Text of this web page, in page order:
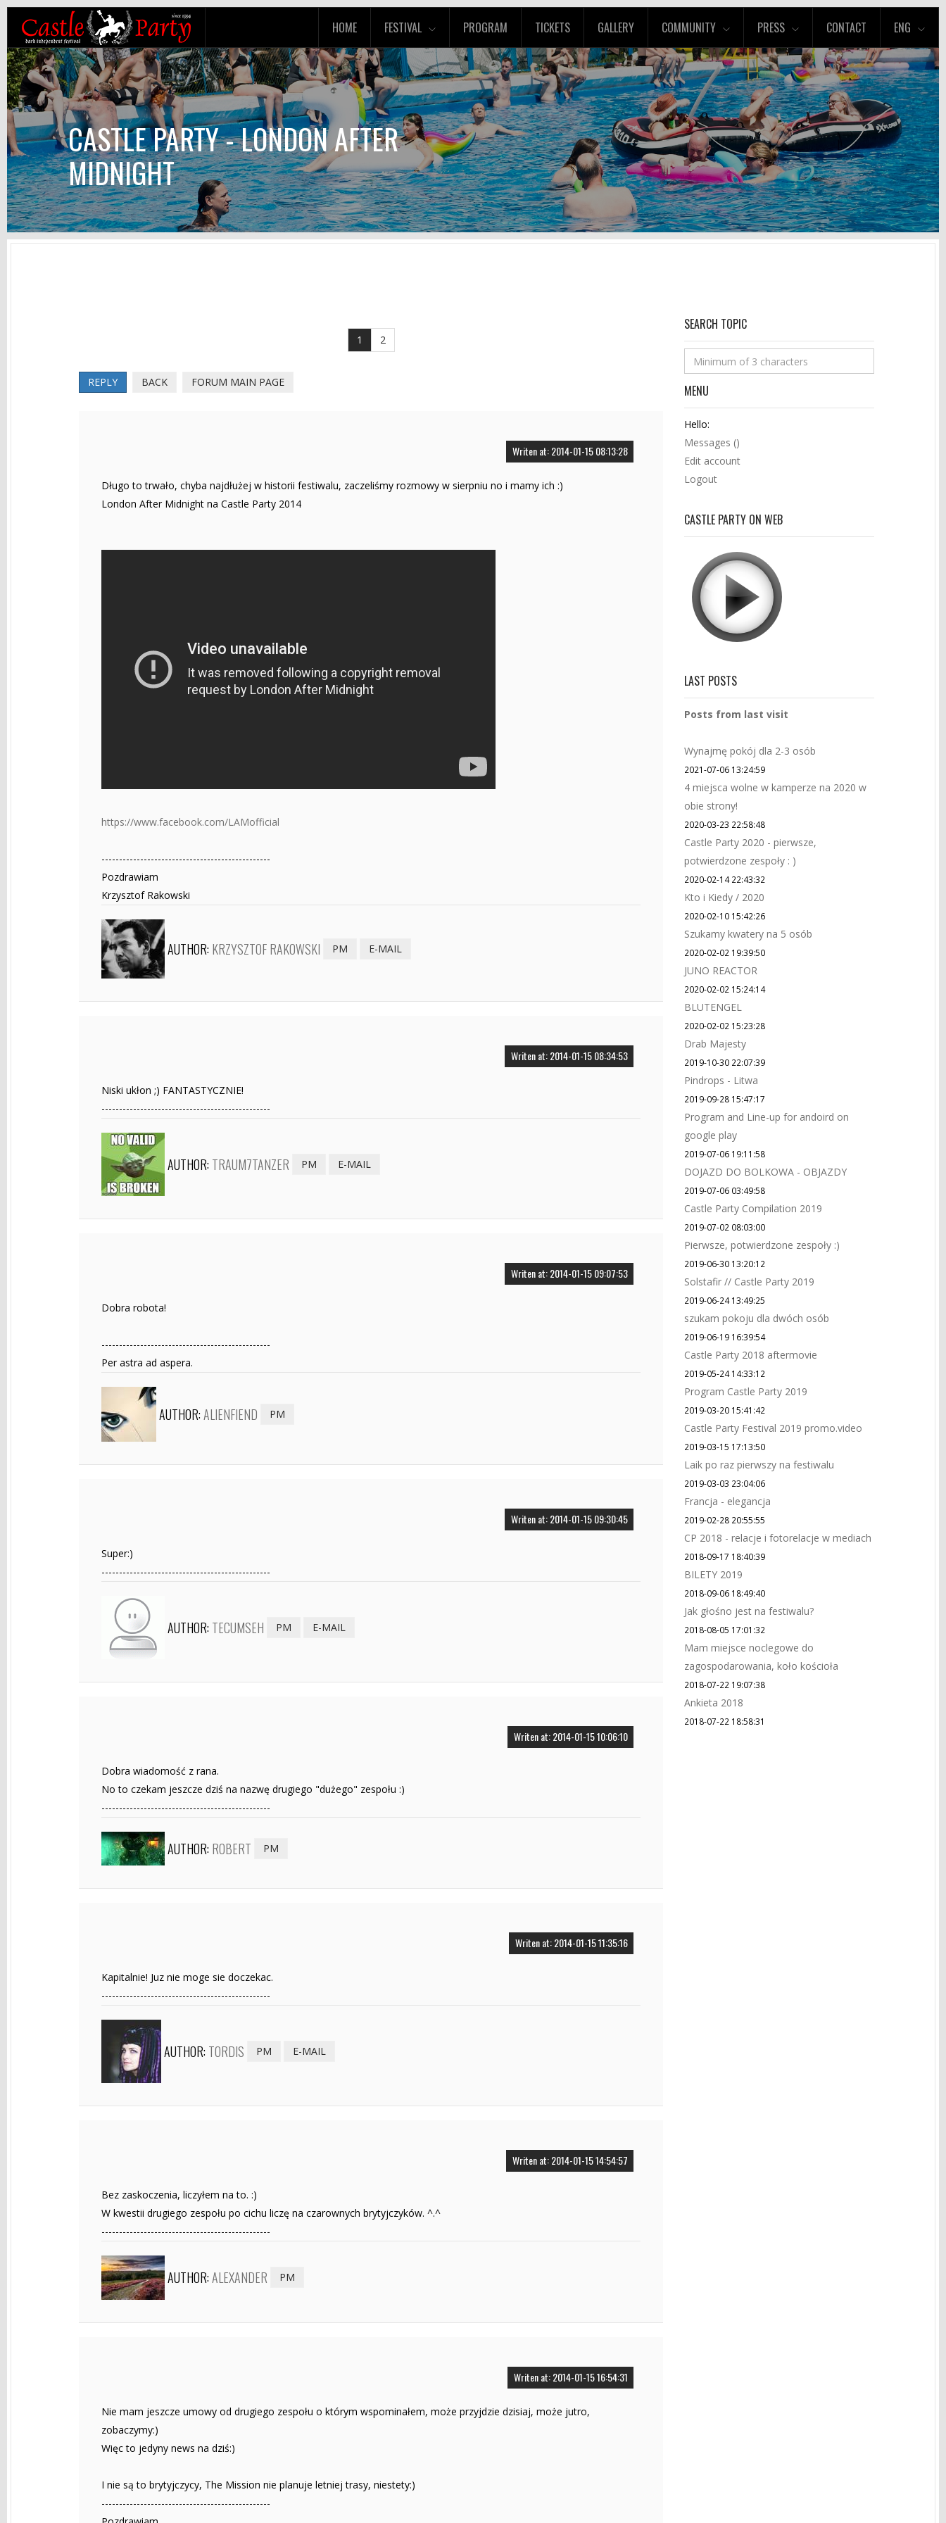
HOME FESTIVAL PROGRAM TICKETS GALLERY COMMUNITY PRESS CONTACT ENG
CASTLE PARTY - LONDON AFTER
MIDNIGHT
1 2
REPLY BACK FORUM MAIN PAGE
Writen at: 2014-01-15 08:13:28
Długo to trwało, chyba najdłużej w historii festiwalu, zaczeliśmy rozmowy w sierpniu no i mamy ich :)
London After Midnight na Castle Party 2014
https://www.facebook.com/LAMofficial
------------------------------------------------
Pozdrawiam
Krzysztof Rakowski
AUTHOR: KRZYSZTOF RAKOWSKI PM E-MAIL
Writen at: 2014-01-15 08:34:53
Niski ukłon ;) FANTASTYCZNIE!
------------------------------------------------
AUTHOR: TRAUM7TANZER PM E-MAIL
Writen at: 2014-01-15 09:07:53
Dobra robota!
------------------------------------------------
Per astra ad aspera.
AUTHOR:ALIENFIEND PM
Writen at: 2014-01-15 09:30:45
Super:)
------------------------------------------------
AUTHOR: TECUMSEH PM E-MAIL
Writen at: 2014-01-15 10:06:10
Dobra wiadomość z rana.
No to czekam jeszcze dziś na nazwę drugiego "dużego" zespołu :)
------------------------------------------------
AUTHOR: ROBERT PM
Writen at: 2014-01-15 11:35:16
Kapitalnie! Juz nie moge sie doczekac.
------------------------------------------------
AUTHOR: TORDIS PM E-MAIL
Writen at: 2014-01-15 14:54:57
Bez zaskoczenia, liczyłem na to. :)
W kwestii drugiego zespołu po cichu liczę na czarownych brytyjczyków. ^.^
------------------------------------------------
AUTHOR:ALEXANDER PM
Writen at: 2014-01-15 16:54:31
Nie mam jeszcze umowy od drugiego zespołu o którym wspominałem, może przyjdzie dzisiaj, może jutro,
zobaczymy:)
Więc to jedyny news na dziś:)
I nie są to brytyjczycy, The Mission nie planuje letniej trasy, niestety:)
------------------------------------------------
SEARCH TOPIC
MENU
Hello:
Messages ()
Edit account
Logout
CASTLE PARTY ON WEB
LAST POSTS
Posts from last visit
Wynajmę pokój dla 2-3 osób
2021-07-06 13:24:59
4 miejsca wolne w kamperze na 2020 w
obie strony!
2020-03-23 22:58:48
Castle Party 2020 - pierwsze,
potwierdzone zespoły : )
2020-02-14 22:43:32
Kto i Kiedy / 2020
2020-02-10 15:42:26
Szukamy kwatery na 5 osób
2020-02-02 19:39:50
JUNO REACTOR
2020-02-02 15:24:14
BLUTENGEL
2020-02-02 15:23:28
Drab Majesty
2019-10-30 22:07:39
Pindrops - Litwa
2019-09-28 15:47:17
Program and Line-up for andoird on
google play
2019-07-06 19:11:58
DOJAZD DO BOLKOWA - OBJAZDY
2019-07-06 03:49:58
Castle Party Compilation 2019
2019-07-02 08:03:00
Pierwsze, potwierdzone zespoły :)
2019-06-30 13:20:12
Solstafir // Castle Party 2019
2019-06-24 13:49:25
szukam pokoju dla dwóch osób
2019-06-19 16:39:54
Castle Party 2018 aftermovie
2019-05-24 14:33:12
Program Castle Party 2019
2019-03-20 15:41:42
Castle Party Festival 2019 promo.video
2019-03-15 17:13:50
Laik po raz pierwszy na festiwalu
2019-03-03 23:04:06
Francja - elegancja
2019-02-28 20:55:55
CP 2018 - relacje i fotorelacje w mediach
2018-09-17 18:40:39
BILETY 2019
2018-09-06 18:49:40
Jak głośno jest na festiwalu?
2018-08-05 17:01:32
Mam miejsce noclegowe do
zagospodarowania, koło kościoła
2018-07-22 19:07:38
Ankieta 2018
2018-07-22 18:58:31